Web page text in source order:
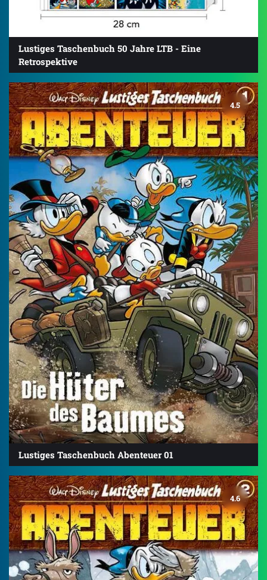
Lustiges Taschenbuch 50 Jahre LTB - Eine
Retrospektive
4.5
Lustiges Taschenbuch Abenteuer 01
4.6